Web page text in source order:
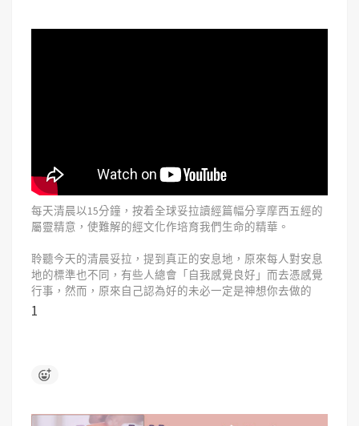
每天清晨以15分鐘，按着全球妥拉讀經篇幅分享摩西五經的
屬靈精意，使難解的經文化作培育我們生命的精華。
聆聽今天的清晨妥拉，提到真正的安息地，原來每人對安息
地的標準也不同，有些人總會「自我感覺良好」而去憑感覺
行事，然而，原來自己認為好的未必一定是神想你去做的
1